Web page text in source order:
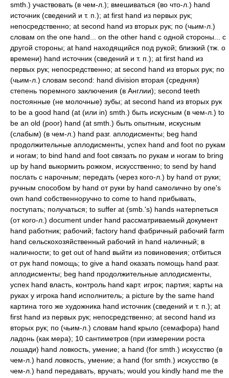
smth.) участвовать (в чем-л.); вмешиваться (во что-л.) hand
источник (сведений и т. п.); at first hand из первых рук;
непосредственно; at second hand из вторых рук; по (чьим-л.)
словам on the one hand... on the other hand с одной стороны... с
другой стороны; at hand находящийся под рукой; близкий (тж. о
времени) hand источник (сведений и т. п.); at first hand из
первых рук; непосредственно; at second hand из вторых рук; по
(чьим-л.) словам second: hand division вторая (средняя)
степень тюремного заключения (в Англии); second teeth
постоянные (не молочные) зубы; at second hand из вторых рук
to be a good hand (at (или in) smth.) быть искусным (в чем-л.) to
be an old (poor) hand (at smth.) быть опытным, искусным
(слабым) (в чем-л.) hand разг. аплодисменты; beg hand
продолжительные аплодисменты, успех hand and foot по рукам
и ногам; to bind hand and foot связать по рукам и ногам to bring
up by hand выкормить рожком, искусственно; to send by hand
послать с нарочным; передать (через кого-л.) by hand от руки;
ручным способом by hand от руки by hand самолично by one's
own hand собственноручно to come to hand прибывать,
поступать; получаться; to suffer at (smb.'s) hands натерпеться
(от кого-л.) document under hand рассматриваемый документ
hand работник; рабочий; factory hand фабричный рабочий farm
hand сельскохозяйственный рабочий in hand наличный; в
наличности; to get out of hand выйти из повиновения; отбиться
от рук hand помощь; to give a hand оказать помощь hand разг.
аплодисменты; beg hand продолжительные аплодисменты,
успех hand власть, контроль hand карт. игрок; партия; карты на
руках у игрока hand исполнитель; a picture by the same hand
картина того же художника hand источник (сведений и т. п.); at
first hand из первых рук; непосредственно; at second hand из
вторых рук; по (чьим-л.) словам hand крыло (семафора) hand
ладонь (как мера); 10 сантиметров (при измерении роста
лошади) hand ловкость, умение; a hand (for smth.) искусство (в
чем-л.) hand ловкость, умение; a hand (for smth.) искусство (в
чем-л.) hand передавать, вручать; would you kindly hand me the